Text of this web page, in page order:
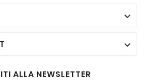


ALLA NEWSLETTER